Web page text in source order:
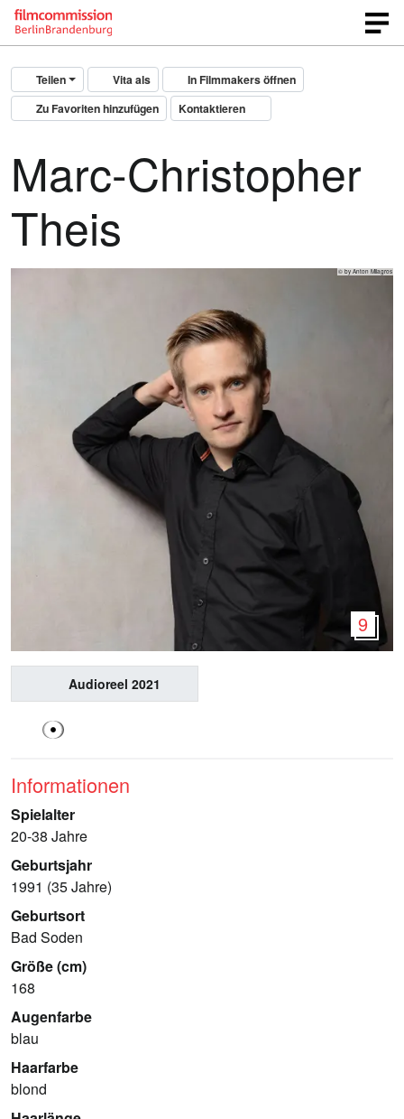
Teilen Vita als
In Filmmakers öffnen
Zu Favoriten hinzufügen
Kontaktieren
Marc-Christopher
Theis
© by Anton Milagros
9
Audioreel 2021
Informationen
Spielalter
20-38 Jahre
Geburtsjahr
1991 (35 Jahre)
Geburtsort
Bad Soden
Größe (cm)
168
Augenfarbe
blau
Haarfarbe
blond